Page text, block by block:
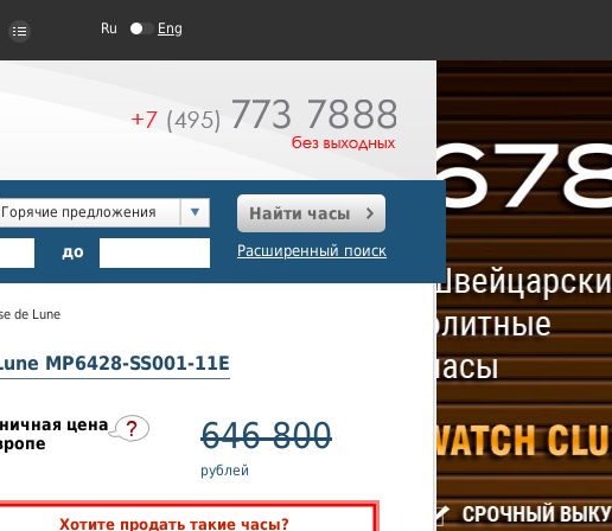
Ru Eng
Горячие предложения
Найти часы
до Расширенный поиск
de Lune
MP6428-SS001-11E
цена
646 800
рублей
Хотите продать такие часы?